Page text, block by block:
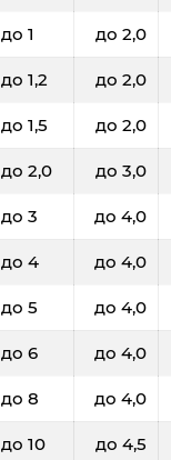
до 1 до 2,0
до 1,2 до 2,0
до 1,5 до 2,0
до 2,0 до 3,0
до 3 до 4,0
до 4 до 4,0
до 5 до 4,0
до 6 до 4,0
до 8 до 4,0
до 10 до 4,5